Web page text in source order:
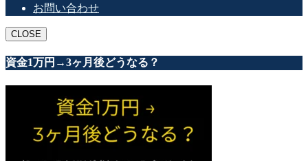
お問い合わせ
CLOSE
資金1万円→3ヶ月後どうなる？